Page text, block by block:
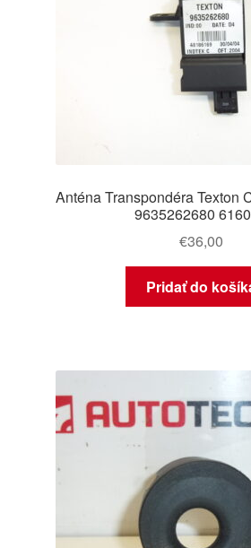
Anténa Transpondéra Texton
9635262680
€36,00
Pridať do